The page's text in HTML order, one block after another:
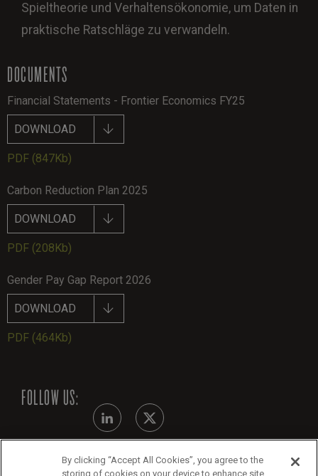
Spieltheorie und Verhaltensökonomie, um Daten in
praktische Ratschläge zu verwandeln.
DOCUMENTS
Financial Statements - Frontier Economics FY25
DOWNLOAD
PDF (847Kb)
Carbon Reduction Plan 2025
DOWNLOAD
PDF (208Kb)
Gender Pay Gap Report 2026
DOWNLOAD
PDF (464Kb)
FOLLOW US:
Modern Slavery Statement
By clicking “Accept All Cookies”, you agree to the
storing of cookies on your device to enhance site